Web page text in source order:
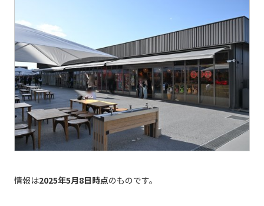
情報は2025年5月8日時点のものです。